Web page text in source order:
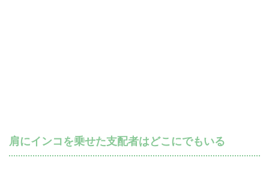
肩にインコを乗せた支配者はどこにでもいる